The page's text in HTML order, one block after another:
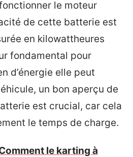
le moteur
de cette batterie est
en kilowattheures
fondamental pour
d’énergie elle peut
un bon aperçu de
est crucial, car cela
le temps de charge.
le karting à